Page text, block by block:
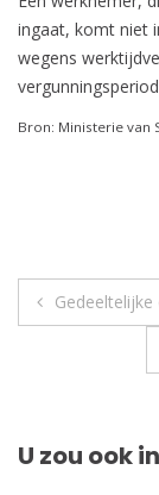
ingaat, komt niet
wegens
Bron: Ministerie van
U zou ook